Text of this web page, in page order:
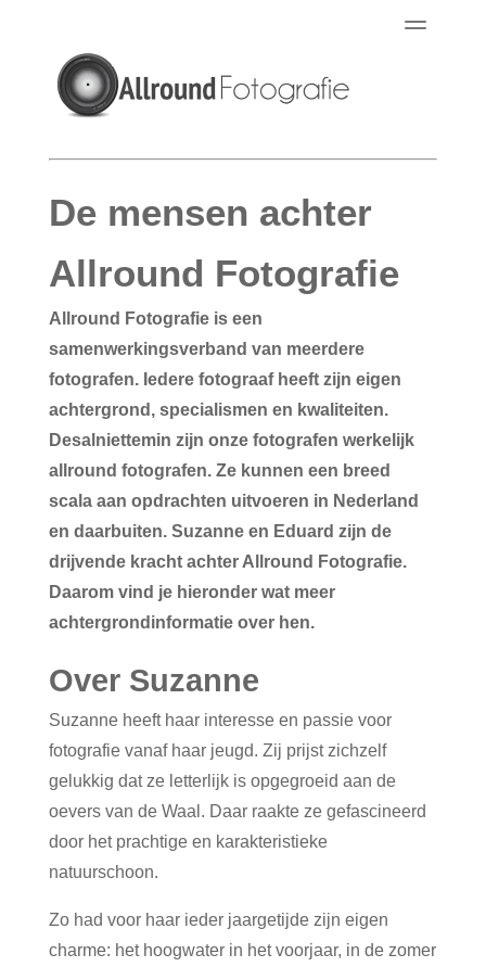
Portfolio Reviews Over
De mensen achter
Allround Fotografie
Allround Fotografie is een
samenwerkingsverband van meerdere
fotografen. Iedere fotograaf heeft zijn eigen
achtergrond, specialismen en kwaliteiten.
Desalniettemin zijn onze fotografen werkelijk
allround fotografen. Ze kunnen een breed
scala aan opdrachten uitvoeren in Nederland
en daarbuiten. Suzanne en Eduard zijn de
drijvende kracht achter Allround Fotografie.
Daarom vind je hieronder wat meer
achtergrondinformatie over hen.
Over Suzanne
Suzanne heeft haar interesse en passie voor
fotografie vanaf haar jeugd. Zij prijst zichzelf
gelukkig dat ze letterlijk is opgegroeid aan de
oevers van de Waal. Daar raakte ze gefascineerd
door het prachtige en karakteristieke
natuurschoon.
Zo had voor haar ieder jaargetijde zijn eigen
charme: het hoogwater in het voorjaar, in de zomer